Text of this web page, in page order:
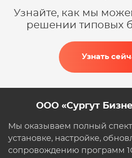
Узнайте, как мы
решении типовых
Узнать
ООО «Сургут
Мы оказываем полный
установке, настройке,
сопровождению программ